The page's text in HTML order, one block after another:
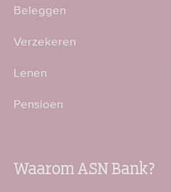
Beleggen
Verzekeren
Lenen
Pensioen
Waarom ASN Bank?